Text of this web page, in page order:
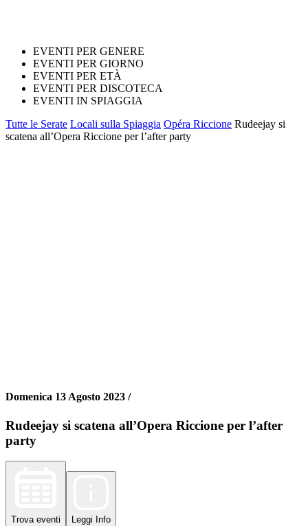
EVENTI PER GENERE
EVENTI PER GIORNO
EVENTI PER ETÀ
EVENTI PER DISCOTECA
EVENTI IN SPIAGGIA
Tutte le Serate Locali sulla Spiaggia Opéra Riccione Rudeejay si
scatena all’Opera Riccione per l’after party
Domenica 13 Agosto 2023 /
Rudeejay si scatena all’Opera Riccione per l’after
party
Trova eventi Leggi Info